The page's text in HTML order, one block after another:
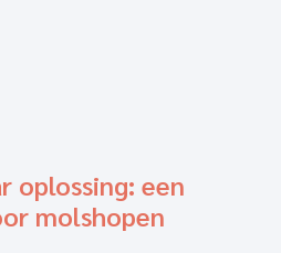
oplossing: een
molshopen